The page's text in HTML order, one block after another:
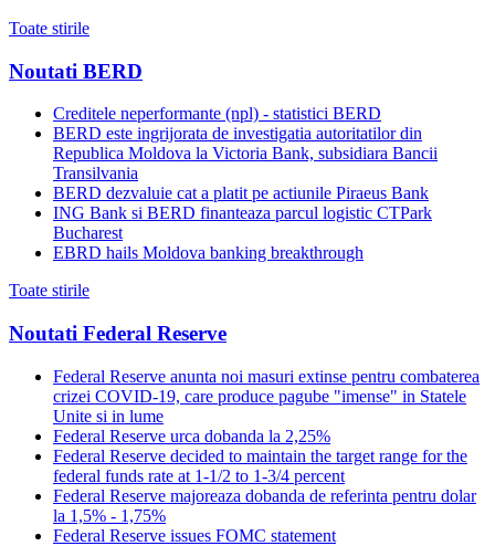
Toate stirile
Noutati BERD
Creditele neperformante (npl) - statistici BERD
BERD este ingrijorata de investigatia autoritatilor din
Republica Moldova la Victoria Bank, subsidiara Bancii
Transilvania
BERD dezvaluie cat a platit pe actiunile Piraeus Bank
ING Bank si BERD finanteaza parcul logistic CTPark
Bucharest
EBRD hails Moldova banking breakthrough
Toate stirile
Noutati Federal Reserve
Federal Reserve anunta noi masuri extinse pentru combaterea
crizei COVID-19, care produce pagube "imense" in Statele
Unite si in lume
Federal Reserve urca dobanda la 2,25%
Federal Reserve decided to maintain the target range for the
federal funds rate at 1-1/2 to 1-3/4 percent
Federal Reserve majoreaza dobanda de referinta pentru dolar
la 1,5% - 1,75%
Federal Reserve issues FOMC statement